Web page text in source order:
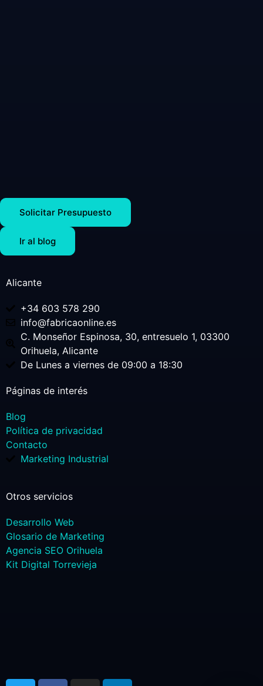
Solicitar Presupuesto
Ir al blog
Otros servicios
Desarrollo Web
Glosario de Marketing
Agencia SEO Orihuela
Kit Digital Torrevieja
Páginas de interés
Blog
Política de privacidad
Contacto
Marketing Industrial
Alicante
+34 603 578 290
info@fabricaonline.es
C. Monseñor Espinosa, 30, entresuelo 1, 03300
Orihuela, Alicante
De Lunes a viernes de 09:00 a 18:30